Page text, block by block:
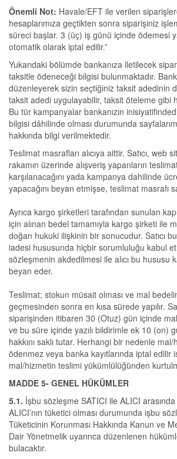
Önemli Not: Havale/EFT ile verilen
hesaplarımıza geçtikten sonra siparişiniz
süreci başlar. 3 (üç) iş günü içinde ödemesi
otomatik olarak iptal edilir.”
Yukarıdaki bölümde bankanıza iletilecek
taksitle ödeneceği bilgisi bulunmaktadır.
düzenleyerek sizin seçtiğiniz taksit adedinin
taksit adedi uygulayabilir, taksit öteleme gibi
Bu tür kampanyalar bankanızın
bilgisi dâhilinde olması durumunda
hakkında bilgi verilmektedir.
Teslimat masrafları alıcıya aittir. Satıcı, web
rakamın üzerinde alışveriş yapanların
karşılanacağını yada kampanya dahilinde
yapacağını beyan etmişse, teslimat masrafı
Ayrıca kargo şirketleri tarafından sunulan
için alınan bedel tamamıyla kargo şirketi ile
doğan hukuki ilişkinin bir sonucudur. Satıcı
iadesi hususunda hiçbir sorumluluğu kabul
sözleşmenin akdedilmesi ile alıcı bu hususu
beyan eder.
Teslimat; stokun müsait olması ve mal
geçmesinden sonra en kısa sürede yapılır.
siparişinden itibaren 30 (Otuz) gün içinde
ve bu süre içinde yazılı bildirimle ek 10 (on)
hakkını saklı tutar. Herhangi bir nedenle
ödenmez veya banka kayıtlarında iptal edilir
mal/hizmetin teslimi yükümlülüğünden
MADDE 5- GENEL HÜKÜMLER
5.1. İşbu sözleşme SATICI ile ALICI
ALICI’nın tüketici olması durumunda işbu
Tüketicinin Korunması Hakkında Kanun ve
Dair Yönetmelik uyarınca düzenlenen
bulacaktır.